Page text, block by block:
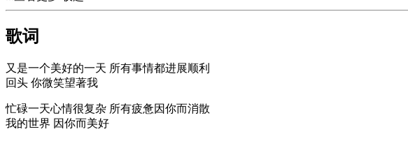
歌词
又是一个美好的一天 所有事情都进展顺利
回头 你微笑望著我
忙碌一天心情很复杂 所有疲惫因你而消散
我的世界 因你而美好